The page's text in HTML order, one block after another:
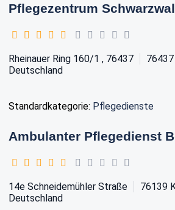
Pflegezentrum
Rheinauer Ring 160/1 , 76437 76437
Deutschland
Standardkategorie: Pflegedienste
Ambulanter Pflegedienst
14e Schneidemühler Straße 76139
Deutschland